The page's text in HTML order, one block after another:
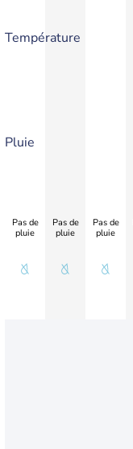
Température
Pluie
Pas de
pluie
Pas de
pluie
Pas de
pluie